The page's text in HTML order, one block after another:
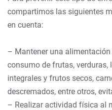
compartimos las siguientes
en cuenta:
– Mantener una
consumo de frutas, verduras,
integrales y frutos secos,
descremados, entre otros,
– Realizar actividad física al